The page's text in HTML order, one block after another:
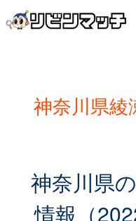
神奈川県綾
神奈川県
情報（